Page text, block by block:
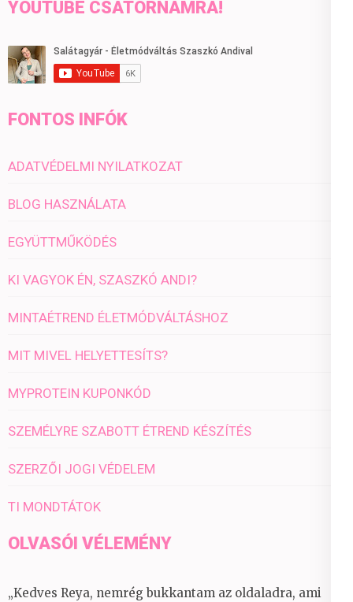
YOUTUBE CSATORNÁMRA!
FONTOS INFÓK
ADATVÉDELMI NYILATKOZAT
BLOG HASZNÁLATA
EGYÜTTMŰKÖDÉS
KI VAGYOK ÉN, SZASZKÓ ANDI?
MINTAÉTREND ÉLETMÓDVÁLTÁSHOZ
MIT MIVEL HELYETTESÍTS?
MYPROTEIN KUPONKÓD
SZEMÉLYRE SZABOTT ÉTREND KÉSZÍTÉS
SZERZŐI JOGI VÉDELEM
TI MONDTÁTOK
OLVASÓI VÉLEMÉNY
„Kedves Reya, nemrég bukkantam az oldaladra, ami